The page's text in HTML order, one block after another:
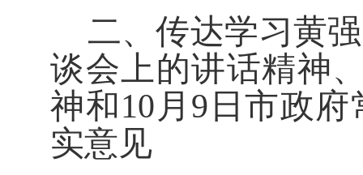
二、传达学习黄
谈会上的讲话精神
神和10 月 9 日市政
实意见